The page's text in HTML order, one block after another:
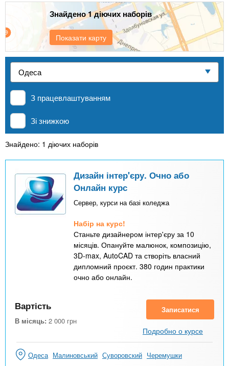
e
n
t
s
.
i
n
ь
и
л
а
д
Коледжі
Курси
MBA
Онлайн курси
За кордоном
Показати карту
Знайдено 1 діючих наборів
З працевлаштуванням
Зі знижкою
Знайдено: 1 діючих наборів
Дизайн інтер'єру. Очно або
Онлайн курс
Сервер, курси на базі коледжа
Набір на курс!
Станьте дизайнером інтер'єру за 10
місяців. Опануйте малюнок, композицію,
3D-max, AutoCAD та створіть власний
дипломний проєкт. 380 годин практики
очно або онлайн.
Вартість
В місяць: 2 000 грн
Записатися
Подробно о курсе
Одеса Малиновський Суворовский Черемушки